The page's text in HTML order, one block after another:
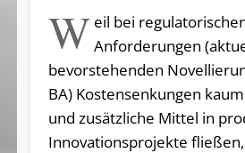
W eil bei
Anforderungen
bevorstehenden
BA) Kostensenkungen
und zusätzliche Mittel in
Innovationsprojekte